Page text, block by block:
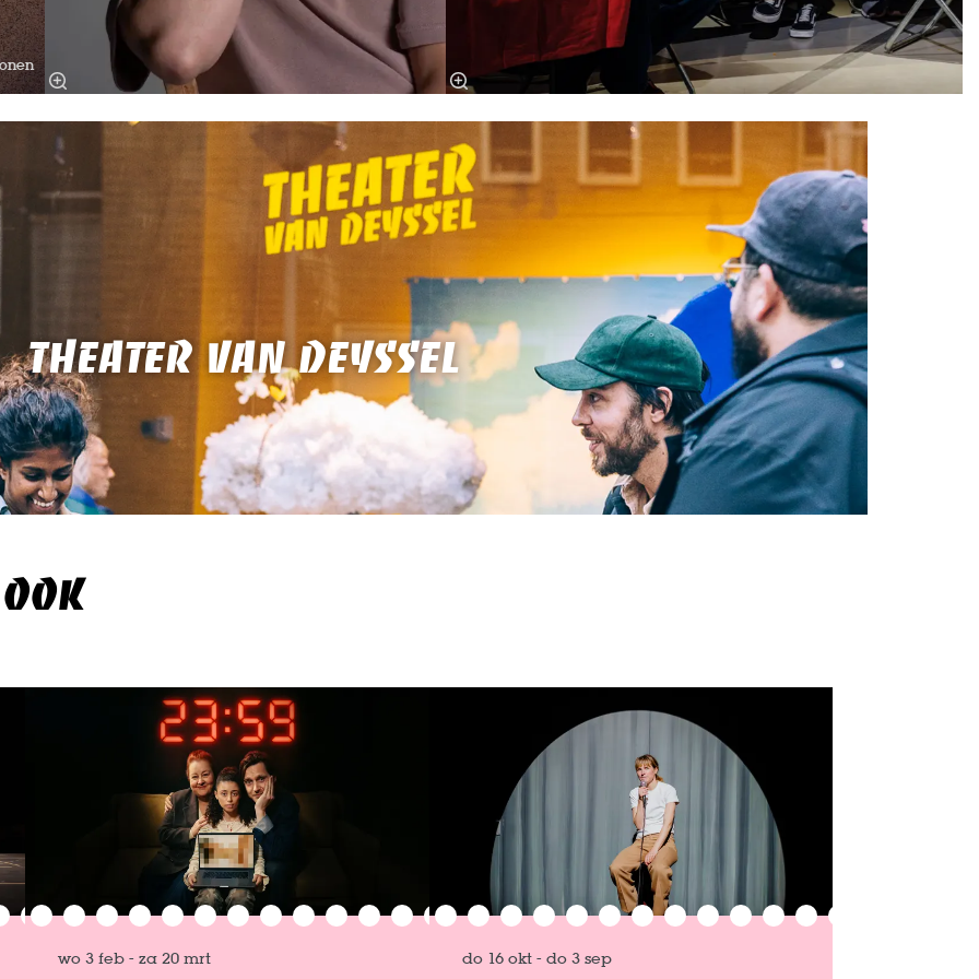
THEATER VAN DEYSSEL
wo 3 feb-za 20 mrt do 16 okt - do 3 sep